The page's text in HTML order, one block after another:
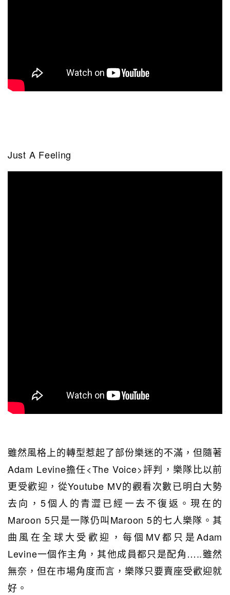
Just A Feeling
雖然風格上的轉型惹起了部份樂迷的不滿，但隨著
Adam Levine擔任<The Voice>評判，樂隊比以前
更受歡迎，從Youtube MV的觀看次數已明白大勢
去向，5個人的青澀已經一去不復返。現在的
Maroon 5只是一隊仍叫Maroon 5的七人樂隊。其
曲風在全球大受歡迎，每個MV都只是Adam
Levine一個作主角，其他成員都只是配角…..雖然
無奈，但在市場角度而言，樂隊只要賣座受歡迎就
好。